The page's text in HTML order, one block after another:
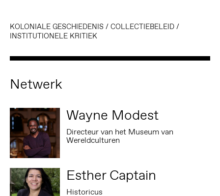
KOLONIALE GESCHIEDENIS / COLLECTIEBELEID/
INSTITUTIONELE KRITIEK
Netwerk
Wayne Modest
Directeur van het Museum van
Wereldculturen
Esther Captain
Historicus